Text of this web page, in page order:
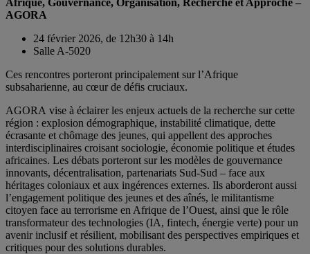
AGORA
24 février 2026, de 12h30 à 14h
Salle A-5020
Ces rencontres porteront principalement sur l’Afrique
subsaharienne, au cœur de défis cruciaux.
AGORA vise à éclairer les enjeux actuels de la recherche sur cette
région : explosion démographique, instabilité climatique, dette
écrasante et chômage des jeunes, qui appellent des approches
interdisciplinaires croisant sociologie, économie politique et études
africaines. Les débats porteront sur les modèles de gouvernance
innovants, décentralisation, partenariats Sud-Sud – face aux
héritages coloniaux et aux ingérences externes. Ils aborderont aussi
l’engagement politique des jeunes et des aînés, le militantisme
citoyen face au terrorisme en Afrique de l’Ouest, ainsi que le rôle
transformateur des technologies (IA, fintech, énergie verte) pour un
avenir inclusif et résilient, mobilisant des perspectives empiriques et
critiques pour des solutions durables.